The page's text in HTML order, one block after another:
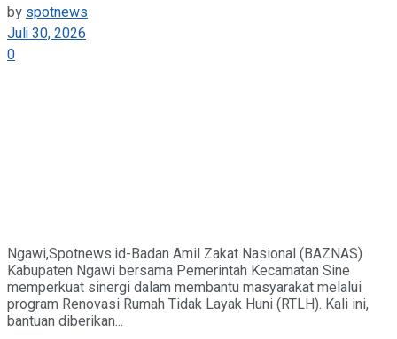
by spotnews
Juli 30, 2026
0
Ngawi,Spotnews.id-Badan Amil Zakat Nasional (BAZNAS)
Kabupaten Ngawi bersama Pemerintah Kecamatan Sine
memperkuat sinergi dalam membantu masyarakat melalui
program Renovasi Rumah Tidak Layak Huni (RTLH). Kali ini,
bantuan diberikan...